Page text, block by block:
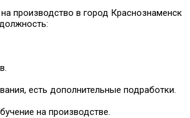
производство в город Краснознаменск
есть дополнительные подработки.
на производстве.